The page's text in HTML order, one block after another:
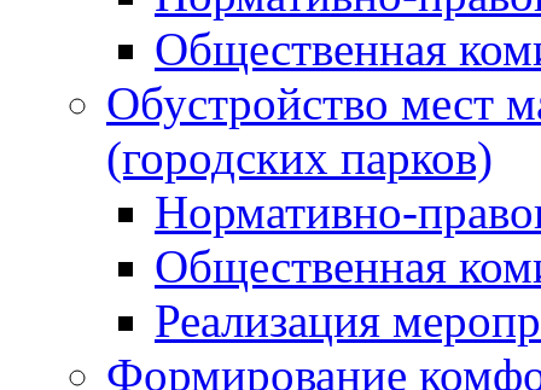
Общественная
Обустройство мест
(городских парков)
Нормативно-
Общественная
Реализация
Формирование